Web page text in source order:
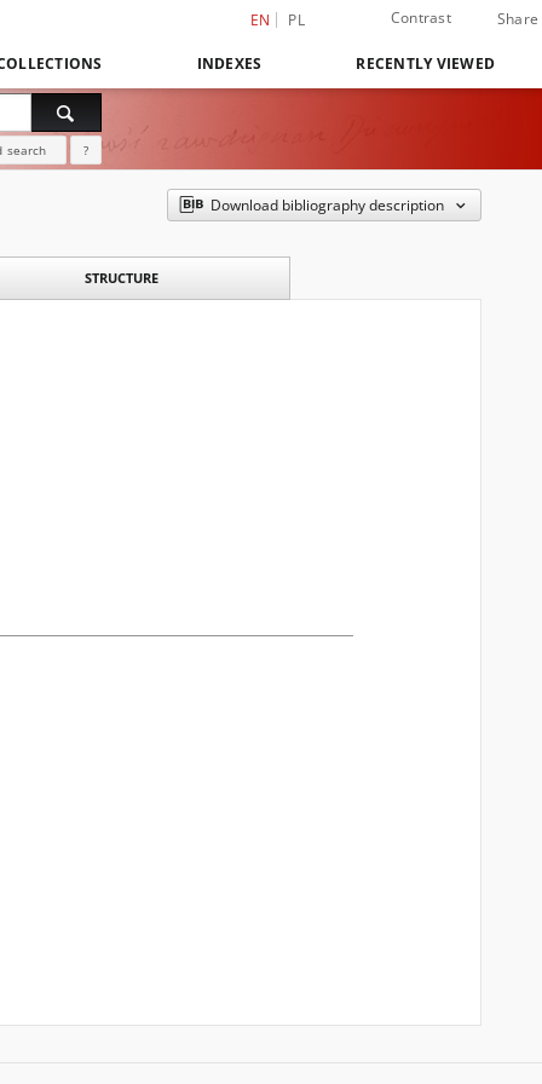
EN PL Contrast Share
INDEXES RECENTLY VIEWED
search ?
Download bibliography description
STRUCTURE